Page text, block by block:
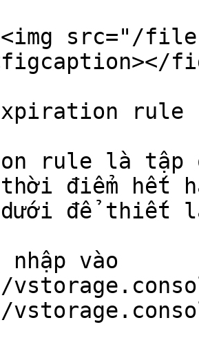
src="/files/
rule
rule là tập
điểm hết
dưới để thiết
vào